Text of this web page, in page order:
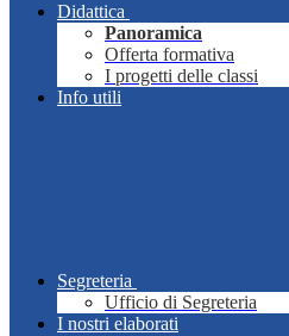
Didattica
Panoramica
Offerta formativa
I progetti delle classi
Info utili
Segreteria
Ufficio di Segreteria
I nostri elaborati